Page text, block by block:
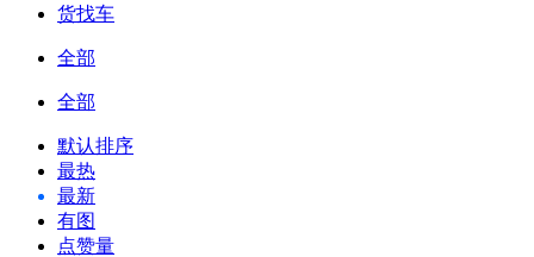
货找车
全部
全部
默认排序
最热
最新
有图
点赞量